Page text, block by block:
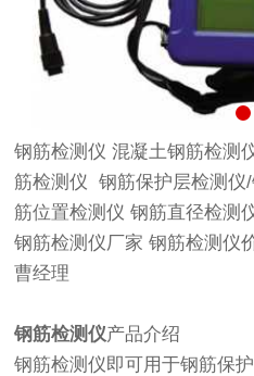
钢筋检测仪 ​混凝土钢筋检测
筋检测仪 钢筋保护层检测
筋位置检测仪 钢筋直径检
钢筋检测仪厂家 钢筋检测仪
曹经理
钢筋检测仪产品介绍
钢筋检测仪即可用于钢筋保